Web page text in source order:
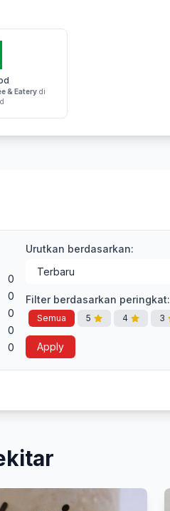
& Eatery di
0
0
0
0
0
Urutkan berdasarkan:
Filter berdasarkan peringkat:
Semua 5 4 3
Apply